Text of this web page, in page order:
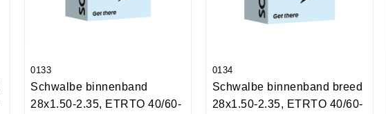
0133
Schwalbe binnenband
28x1.50-2.35, ETRTO 40/60-
0134
Schwalbe binnenband breed
28x1.50-2.35, ETRTO 40/60-